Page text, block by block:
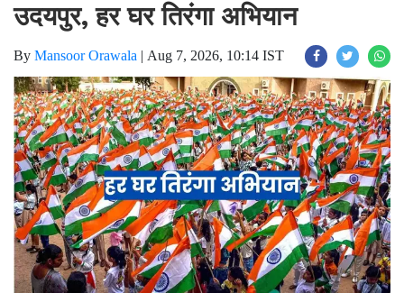
उदयपुर, हर घर तिरंगा अभियान
By Mansoor Orawala | Aug 7, 2026, 10:14 IST